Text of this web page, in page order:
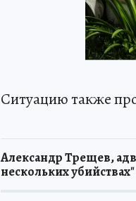
Ситуацию также
Александр Трещев,
нескольких убийствах"